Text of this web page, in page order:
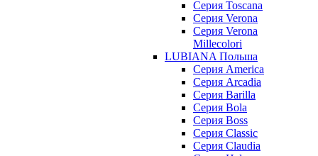
Серия Toscana
Серия Verona
Серия Verona
Millecolori
LUBIANA Польша
Серия America
Серия Arcadia
Серия Barilla
Серия Bola
Серия Boss
Серия Classic
Серия Claudia